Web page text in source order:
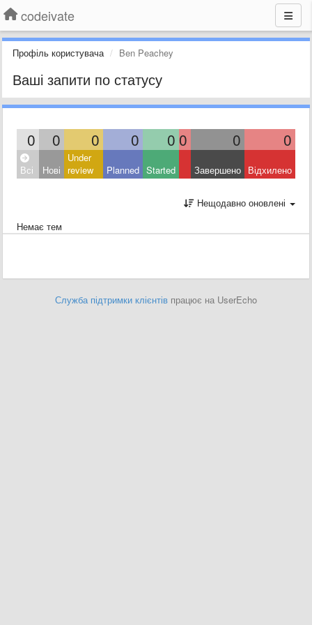
codeivate
Профіль користувача Ben Peachey
Ваші запити по статусу
0 0 0 0 0 0 0 0
Всі Нові
Under
review
Planned Started Завершено Відхилено
Нещодавно оновлені
Немає тем
Служба підтримки клієнтів працює на UserEcho